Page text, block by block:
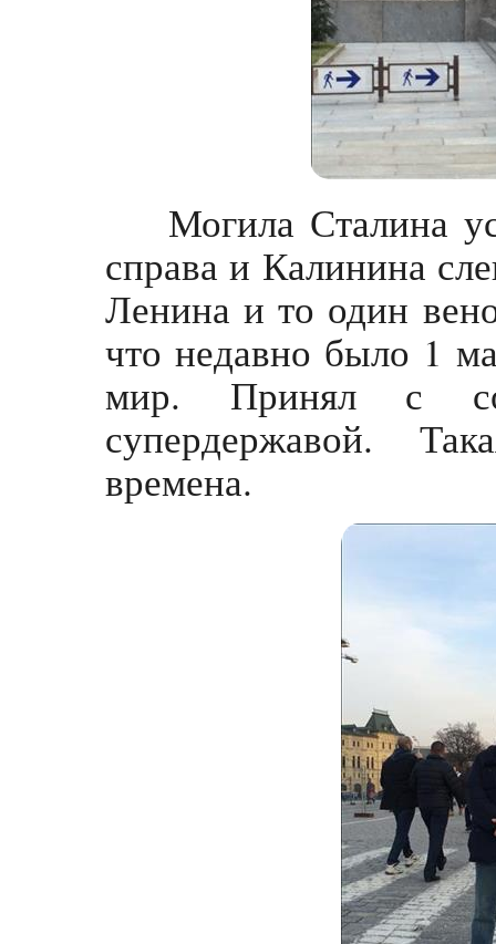
Могила Сталина
справа и Калинина
Ленина и то один
что недавно было 1
мир. Принял с
супердержавой.
времена.